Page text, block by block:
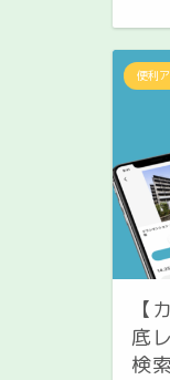
便利
【
底
検